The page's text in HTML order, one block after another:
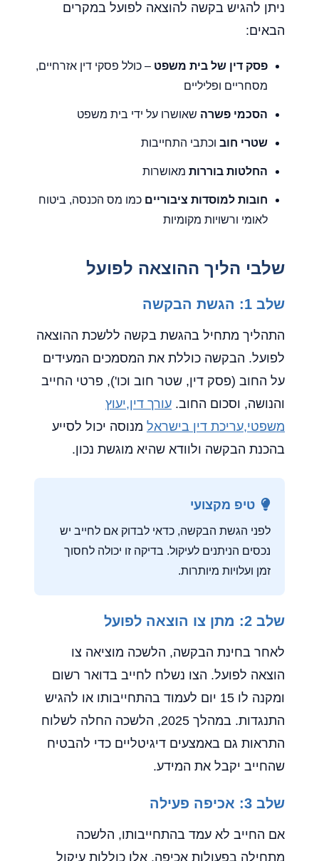
ניתן להגיש בקשה להוצאה לפועל במקרים
הבאים:
פסק דין של בית משפט – כולל פסקי דין אזרחיים,
מסחריים ופליליים
הסכמי פשרה שאושרו על ידי בית משפט
שטרי חוב וכתבי התחייבות
החלטות בוררות מאושרות
חובות למוסדות ציבוריים כמו מס הכנסה, ביטוח
לאומי ורשויות מקומיות
שלבי הליך ההוצאה לפועל
שלב 1: הגשת הבקשה
התהליך מתחיל בהגשת בקשה ללשכת ההוצאה
לפועל. הבקשה כוללת את המסמכים המעידים
על החוב (פסק דין, שטר חוב וכו'), פרטי החייב
והנושה, וסכום החוב. עורך דין,יעוץ
משפטי,עריכת דין בישראל מנוסה יכול לסייע
בהכנת הבקשה ולוודא שהיא מוגשת נכון.
טיפ מקצועי
לפני הגשת הבקשה, כדאי לבדוק אם לחייב יש
נכסים הניתנים לעיקול. בדיקה זו יכולה לחסוך
זמן ועלויות מיותרות.
שלב 2: מתן צו הוצאה לפועל
לאחר בחינת הבקשה, הלשכה מוציאה צו
הוצאה לפועל. הצו נשלח לחייב בדואר רשום
ומקנה לו 15 יום לעמוד בהתחייבותו או להגיש
התנגדות. במהלך 2025, הלשכה החלה לשלוח
התראות גם באמצעים דיגיטליים כדי להבטיח
שהחייב יקבל את המידע.
שלב 3: אכיפה פעילה
אם החייב לא עמד בהתחייבותו, הלשכה
מתחילה בפעולות אכיפה. אלו כוללות עיקול